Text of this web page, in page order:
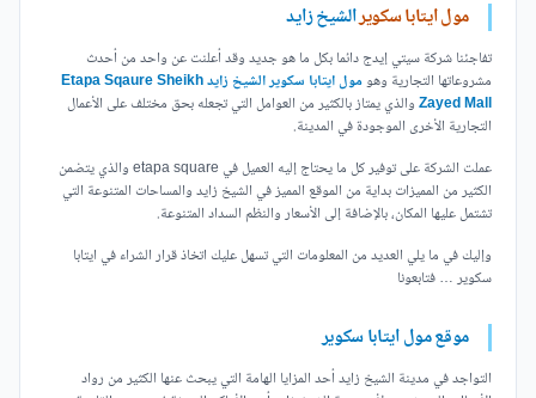
مول ايتابا سكويرالشيخ زايد
تفاجئنا شركة سيتي إيدج دائما بكل ما هو جديد وقد أعلنت عن واحد من أحدث
مشروعاتها التجارية وهو
مول ايتابا سكوير الشيخ زايد Etapa Sqaure Sheikh
Zayed Mallوالذي يمتاز بالكثير من العوامل التي تجعله بحق مختلف على الأعمال
التجارية الأخرى الموجودة في المدينة.
عملت الشركة على توفير كل ما يحتاج إليه العميل في etapa square والذي يتضمن
الكثير من المميزات بداية من الموقع المميز في الشيخ زايد والمساحات المتنوعة التي
تشتمل عليها المكان، بالإضافة إلى الأسعار والنظم السداد المتنوعة.
وإليك في ما يلي العديد من المعلومات التي تسهل عليك اتخاذ قرار الشراء في ايتابا
سكوير … فتابعونا
موقع مول ايتابا سكوير
التواجد في مدينة الشيخ زايد أحد المزايا الهامة التي يبحث عنها الكثير من رواد